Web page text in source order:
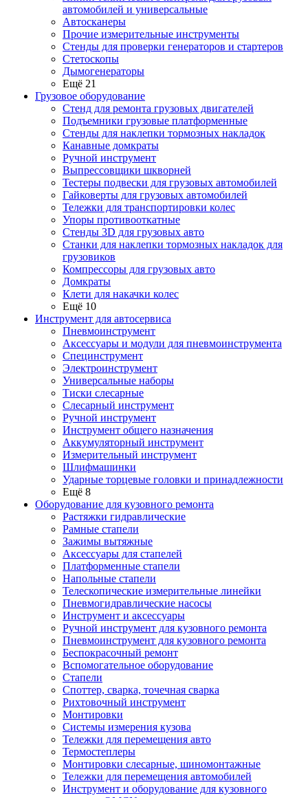
автомобилей и универсальные
Автосканеры
Прочие измерительные инструменты
Стенды для проверки генераторов и стартеров
Стетоскопы
Дымогенераторы
Ещё 21
Грузовое оборудование
Стенд для ремонта грузовых двигателей
Подъемники грузовые платформенные
Стенды для наклепки тормозных накладок
Канавные домкраты
Ручной инструмент
Выпрессовщики шкворней
Тестеры подвески для грузовых автомобилей
Гайковерты для грузовых автомобилей
Тележки для транспортировки колес
Упоры противооткатные
Стенды 3D для грузовых авто
Станки для наклепки тормозных накладок для
грузовиков
Компрессоры для грузовых авто
Домкраты
Клети для накачки колес
Ещё 10
Инструмент для автосервиса
Пневмоинструмент
Аксессуары и модули для пневмоинструмента
Специнструмент
Электроинструмент
Универсальные наборы
Тиски слесарные
Слесарный инструмент
Ручной инструмент
Инструмент общего назначения
Аккумуляторный инструмент
Измерительный инструмент
Шлифмашинки
Ударные торцевые головки и принадлежности
Ещё 8
Оборудование для кузовного ремонта
Растяжки гидравлические
Рамные стапели
Зажимы вытяжные
Аксессуары для стапелей
Платформенные стапели
Напольные стапели
Телескопические измерительные линейки
Пневмогидравлические насосы
Инструмент и аксессуары
Ручной инструмент для кузовного ремонта
Пневмоинструмент для кузовного ремонта
Беспокрасочный ремонт
Вспомогательное оборудование
Стапели
Споттер, сварка, точечная сварка
Рихтовочный инструмент
Монтировки
Системы измерения кузова
Тележки для перемещения авто
Термостеплеры
Монтировки слесарные, шиномонтажные
Тележки для перемещения автомобилей
Инструмент и оборудование для кузовного